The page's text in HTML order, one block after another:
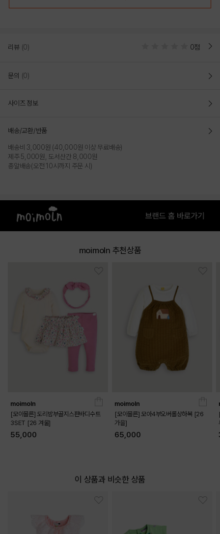
리뷰 (0) 0점
문의 (0)
사이즈 정보
배송/교환/반품
배송비 3,000원 (40,000원 이상 무료배송)
제주 5,000원, 도서산간 8,000원
총알배송(오전 10시까지 주문 시)
moimoln 추천상품
moimoln
[모이몰른] 도리밤부골지스판바디수트
3SET [26 겨울]
55,000
moimoln
[모이몰른] 모아4부오버롤상하복 [26
가을]
65,000
이 상품과 비슷한 상품